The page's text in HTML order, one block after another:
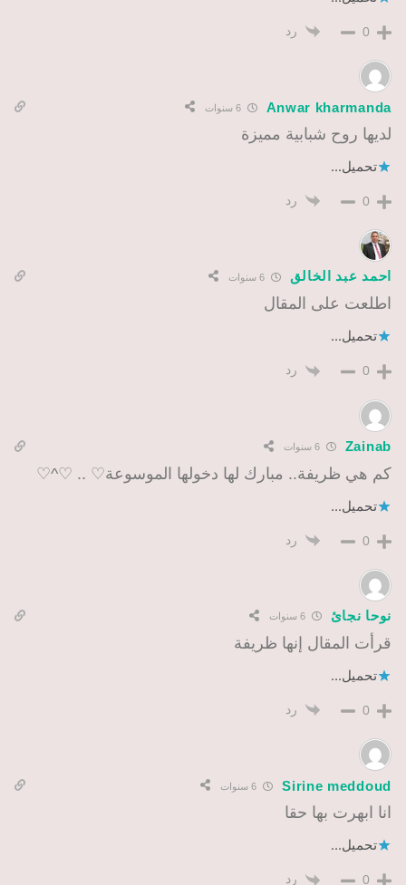
0 رد
Anwar kharmanda 6 سنوات
لديها روح شبابية مميزة
تحميل...
0 رد
احمد عبد الخالق 6 سنوات
اطلعت على المقال
تحميل...
0 رد
Zainab 6 سنوات
كم هي ظريفة.. مبارك لها دخولها الموسوعة♡ .. ♡^♡
تحميل...
0 رد
نوحا نجائ 6 سنوات
قرأت المقال إنها ظريفة
تحميل...
0 رد
Sirine meddoud
انا ابهرت بها حقا
تحميل...
0 رد